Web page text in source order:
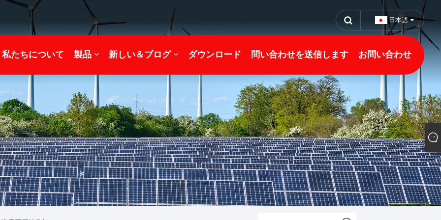
日本語
私たちについて 製品 新しい＆ブログ ダウンロード 問い合わせを送信します お問い合わせ